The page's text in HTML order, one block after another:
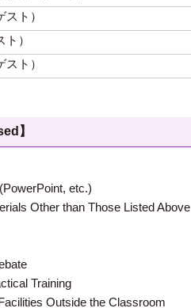
ト）
）
ト）
】
etc.)
Other than Those Listed Above
Training
Outside the Classroom